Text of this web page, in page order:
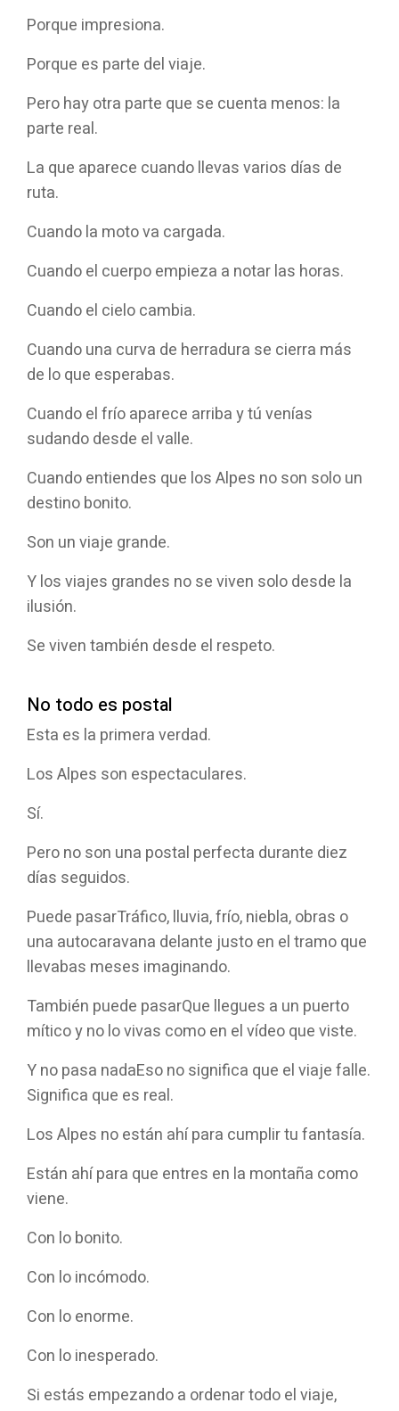
Porque impresiona.
Porque es parte del viaje.
Pero hay otra parte que se cuenta menos: la
parte real.
La que aparece cuando llevas varios días de
ruta.
Cuando la moto va cargada.
Cuando el cuerpo empieza a notar las horas.
Cuando el cielo cambia.
Cuando una curva de herradura se cierra más
de lo que esperabas.
Cuando el frío aparece arriba y tú venías
sudando desde el valle.
Cuando entiendes que los Alpes no son solo un
destino bonito.
Son un viaje grande.
Y los viajes grandes no se viven solo desde la
ilusión.
Se viven también desde el respeto.
No todo es postal
Esta es la primera verdad.
Los Alpes son espectaculares.
Sí.
Pero no son una postal perfecta durante diez
días seguidos.
Puede pasarTráfico, lluvia, frío, niebla, obras o
una autocaravana delante justo en el tramo que
llevabas meses imaginando.
También puede pasarQue llegues a un puerto
mítico y no lo vivas como en el vídeo que viste.
Y no pasa nadaEso no significa que el viaje falle.
Significa que es real.
Los Alpes no están ahí para cumplir tu fantasía.
Están ahí para que entres en la montaña como
viene.
Con lo bonito.
Con lo incómodo.
Con lo enorme.
Con lo inesperado.
Si estás empezando a ordenar todo el viaje,